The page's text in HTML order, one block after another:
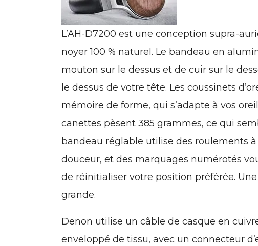
L’AH-D7200 est une conception supra-
noyer 100 % naturel. Le bandeau en
mouton sur le dessus et de cuir sur le
le dessus de votre tête. Les coussinets
mémoire de forme, qui s’adapte à vos
canettes pèsent 385 grammes, ce qui
bandeau réglable utilise des roulements
douceur, et des marquages ​​numérotés
de réinitialiser votre position préférée.
grande.
Denon utilise un câble de casque en
enveloppé de tissu, avec un connecteur